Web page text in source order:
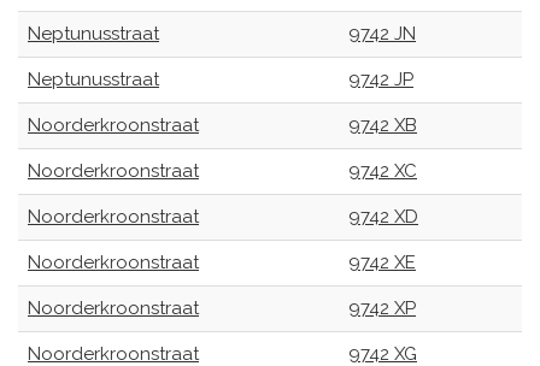
Neptunusstraat 9742 JN
Neptunusstraat 9742 JP
Noorderkroonstraat 9742 XB
Noorderkroonstraat 9742 XC
Noorderkroonstraat 9742 XD
Noorderkroonstraat 9742 XE
Noorderkroonstraat 9742 XP
Noorderkroonstraat 9742 XG